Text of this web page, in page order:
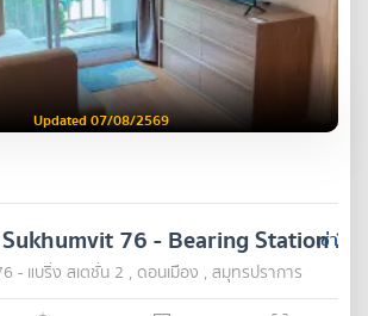
Updated 07/08/2569
เช่า
76 - Bearing Station 2
- แบริ่ง สเตชั่น 2 , ดอนเมือง , สมุทรปราการ